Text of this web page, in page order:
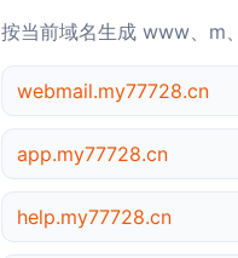
按当前域名生成 www、m
webmail.my77728.cn
app.my77728.cn
help.my77728.cn